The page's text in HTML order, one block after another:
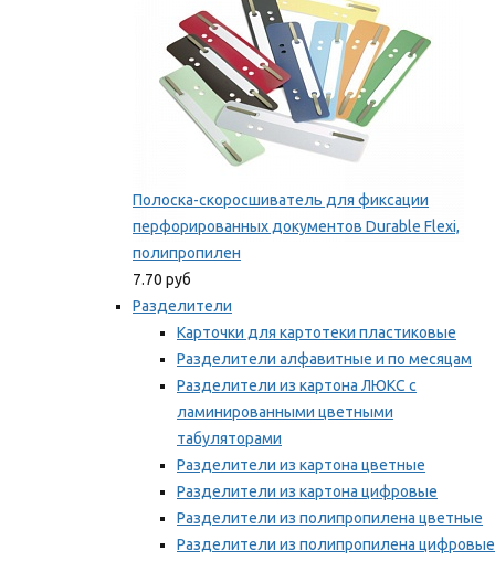
Полоска-скоросшиватель для фиксации
перфорированных документов Durable Flexi,
полипропилен
7.70 руб
Разделители
Карточки для картотеки пластиковые
Разделители алфавитные и по месяцам
Разделители из картона ЛЮКС с
ламинированными цветными
табуляторами
Разделители из картона цветные
Разделители из картона цифровые
Разделители из полипропилена цветные
Разделители из полипропилена цифровые